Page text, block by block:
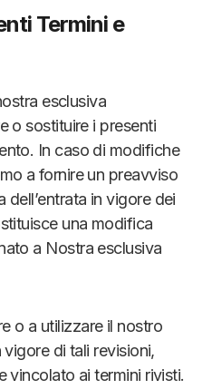
Termini e
esclusiva
o sostituire i presenti
In caso di modifiche
a fornire un preavviso
in vigore dei
una modifica
a Nostra esclusiva
o a utilizzare il nostro
di tali revisioni,
vincolato ai termini rivisti.